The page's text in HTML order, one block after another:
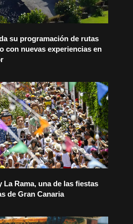
su programación de rutas
con nuevas experiencias en
La Rama, una de las fiestas
de Gran Canaria